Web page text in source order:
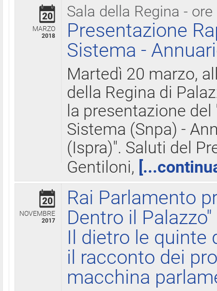
Sala della Regina - ore
20
MARZO
2018
Presentazione
Sistema -
Martedì 20 marzo,
della Regina di
la presentazione
Sistema (Snpa) -
(Ispra)". Saluti del
Gentiloni,
20
NOVEMBRE
2017
Rai Parlamento
Dentro il Palazzo"
Il dietro le quinte
il racconto dei
macchina